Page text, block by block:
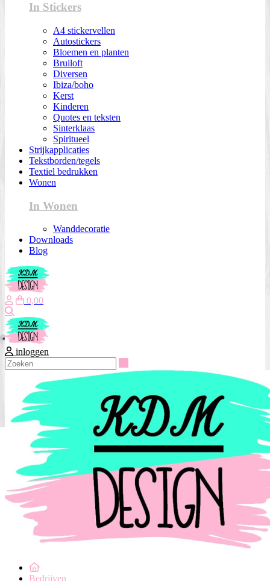
In Stickers
A4 stickervellen
Autostickers
Bloemen en planten
Bruiloft
Diversen
Ibiza/boho
Kerst
Kinderen
Quotes en teksten
Sinterklaas
Spiritueel
Strijkapplicaties
Tekstborden/tegels
Textiel bedrukken
Wonen
In Wonen
Wanddecoratie
Downloads
Blog
0,00
inloggen
Bedrijven